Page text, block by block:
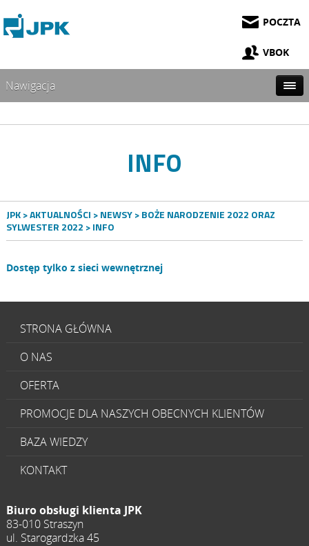
POCZTA
VBOK
Nawigacja
INFO
JPK>AKTUALNOŚCI >NEWSY>BOŻE NARODZENIE 2022 ORAZ
SYLWESTER 2022 > INFO
Dostęp tylko z sieci wewnętrznej
STRONA GŁÓWNA
O NAS
OFERTA
PROMOCJE DLA NASZYCH OBECNYCH KLIENTÓW
BAZA WIEDZY
KONTAKT
Biuro obsługi klienta JPK
83-010 Straszyn
ul. Starogardzka 45